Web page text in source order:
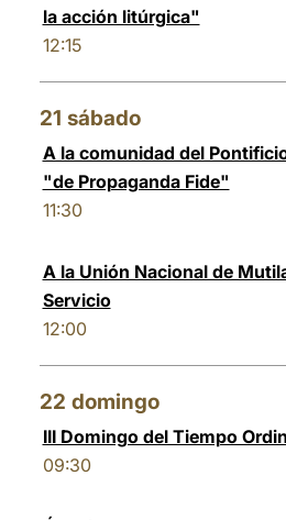
la acción litúrgica"
12:15
21 sábado
A la comunidad del
"de Propaganda Fide"
11:30
A la Unión Nacional de
Servicio
12:00
22 domingo
III Domingo del Tiempo
09:30